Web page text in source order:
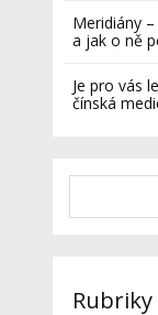
Meridiány
a jak o ně
Je pro vás
čínská
Rubriky